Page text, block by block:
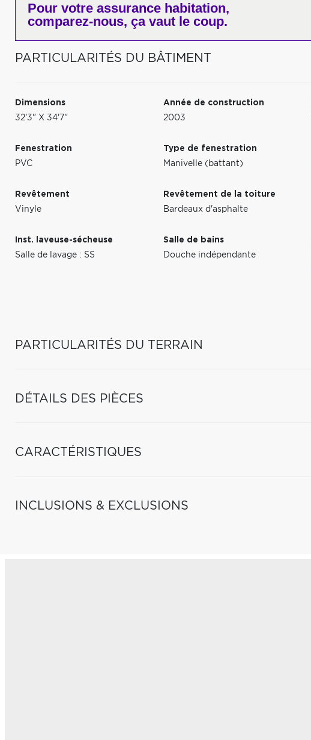
Pour votre assurance habitation,
comparez-nous, ça vaut le coup.
PARTICULARITÉS DU BÂTIMENT
Dimensions
32'3" X 34'7"
Année de construction
2003
Fenestration
PVC
Type de fenestration
Manivelle (battant)
Revêtement
Vinyle
Revêtement de la toiture
Bardeaux d'asphalte
Inst. laveuse-sécheuse
Salle de lavage : SS
Salle de bains
Douche indépendante
PARTICULARITÉS DU TERRAIN
DÉTAILS DES PIÈCES
CARACTÉRISTIQUES
INCLUSIONS & EXCLUSIONS